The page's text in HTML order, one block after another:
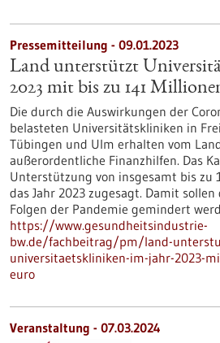
Pressemitteilung - 09.01.2023
Land unterstützt
2023 mit bis zu 141
Die durch die Auswirkungen der
belasteten Universitätskliniken in
Tübingen und Ulm erhalten vom
außerordentliche Finanzhilfen. Das
Unterstützung von insgesamt bis zu
das Jahr 2023 zugesagt. Damit
Folgen der Pandemie gemindert
https://www.gesundheitsindustrie-
bw.de/fachbeitrag/pm/land-
universitaetskliniken-im-jahr-2023-
euro
Veranstaltung - 07.03.2024